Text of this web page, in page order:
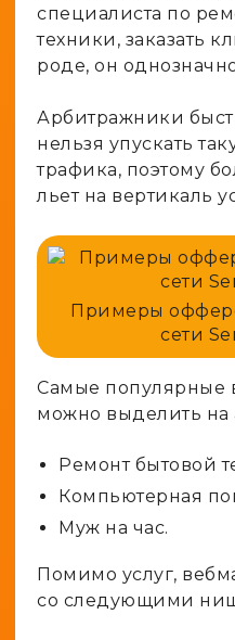
специалиста по
техники, заказать
роде, он
Арбитражники
нельзя упускать
трафика, поэтому
льет на вертикаль
Примеры
сети
Самые популярные
можно выделить на
Ремонт бытовой
Компьютерная
Муж на час.
Помимо услуг,
со следующими